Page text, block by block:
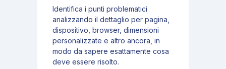
Identifica i punti problematici
analizzando il dettaglio per pagina,
dispositivo, browser, dimensioni
personalizzate e altro ancora, in
modo da sapere esattamente cosa
deve essere risolto.